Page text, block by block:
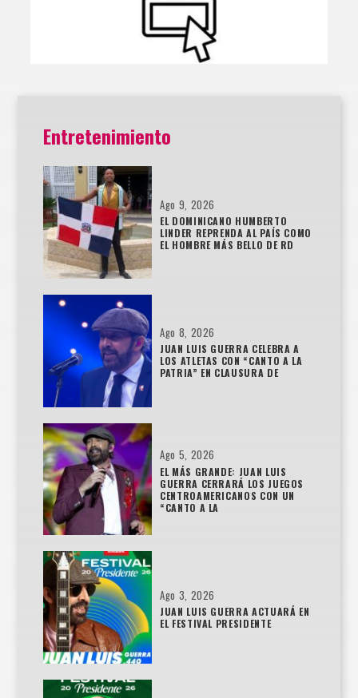
Entretenimiento
Ago 9, 2026
EL DOMINICANO HUMBERTO
LINDER REPRENDA AL PAÍS COMO
EL HOMBRE MÁS BELLO DE RD
Ago 8, 2026
JUAN LUIS GUERRA CELEBRA A
LOS ATLETAS CON “CANTO A LA
PATRIA” EN CLAUSURA DE
Ago 5, 2026
EL MÁS GRANDE: JUAN LUIS
GUERRA CERRARÁ LOS JUEGOS
CENTROAMERICANOS CON UN
“CANTO A LA
Ago 3, 2026
JUAN LUIS GUERRA ACTUARÁ EN
EL FESTIVAL PRESIDENTE